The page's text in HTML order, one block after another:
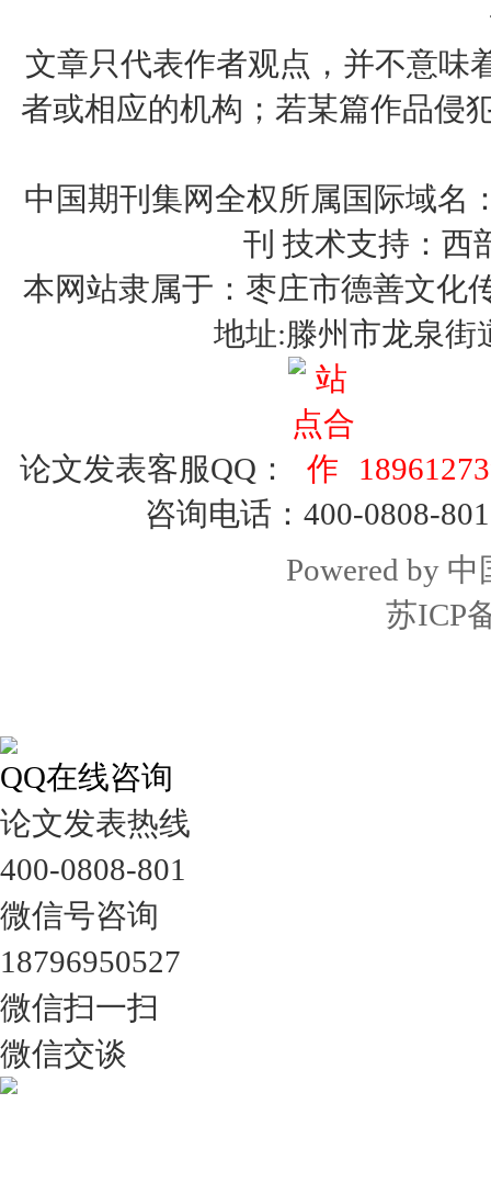
文章只代表作者观点，并不意味
者或相应的机构；若某篇作品侵
中国期刊集网全权所属国际域名
刊 技术支持：西
本网站隶属于：枣庄市德善文化
地址:滕州市龙泉街
论文发表客服QQ：
咨询电话：400-0808-
Powered by 中
苏ICP
QQ在线咨询
论文发表热线
400-0808-801
微信号咨询
18796950527
微信扫一扫
微信交谈